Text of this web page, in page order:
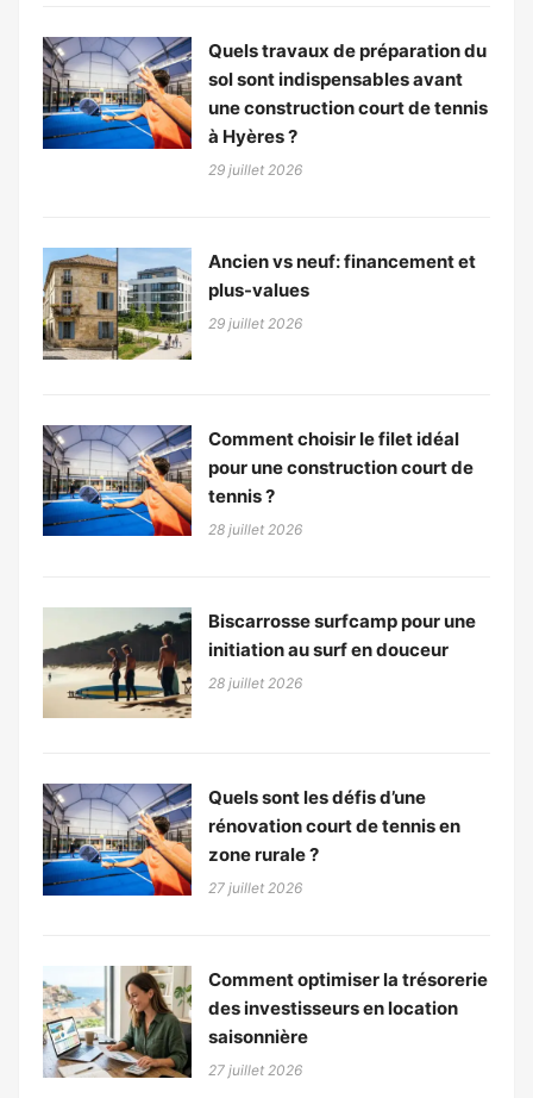
Quels travaux de préparation du
sol sont indispensables avant
une construction court de tennis
à Hyères ?
29 juillet 2026
Ancien vs neuf: financement et
plus-values
29 juillet 2026
Comment choisir le filet idéal
pour une construction court de
tennis ?
28 juillet 2026
Biscarrosse surfcamp pour une
initiation au surf en douceur
28 juillet 2026
Quels sont les défis d’une
rénovation court de tennis en
zone rurale ?
27 juillet 2026
Comment optimiser la trésorerie
des investisseurs en location
saisonnière
27 juillet 2026